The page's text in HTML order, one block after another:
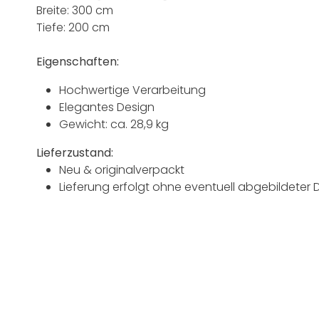
Breite: 300 cm
Tiefe: 200 cm
Eigenschaften:
Hochwertige Verarbeitung
Elegantes Design
Gewicht: ca. 28,9 kg
Lieferzustand:
Neu & originalverpackt
Lieferung erfolgt ohne eventuell abgebildeter